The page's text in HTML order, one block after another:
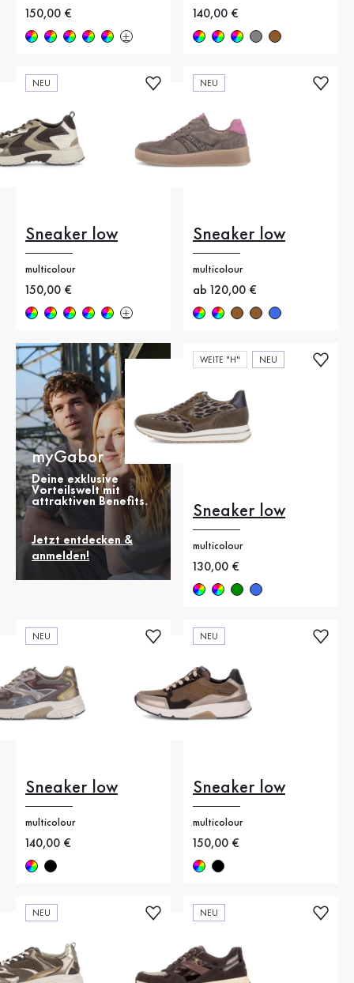
Neuer Preis
150,00 € Neuer Preis
140,00 €
NEU
Sneaker low
multicolour
Neuer Preis
150,00 €
NEU
Sneaker low
multicolour
Neuer Preis
ab 120,00 €
myGabor
Deine exklusive
Vorteilswelt mit
attraktiven Benefits.
Jetzt entdecken &
anmelden!
WEITE "H" NEU
Sneaker low
multicolour
Neuer Preis
130,00 €
NEU
Sneaker low
multicolour
Neuer Preis
140,00 €
NEU
Sneaker low
multicolour
Neuer Preis
150,00 €
NEU NEU